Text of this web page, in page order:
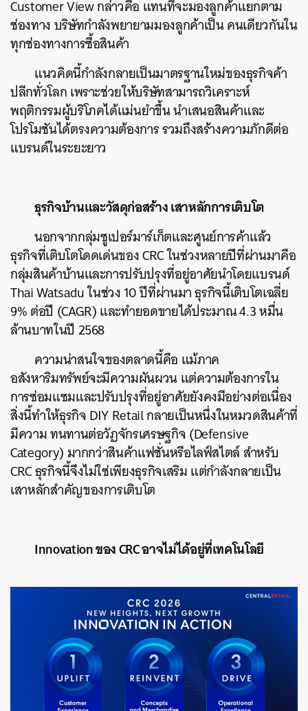
Customer View กล่าวคือ แทนที่จะมองลูกค้าแยกตาม
ช่องทาง บริษัทกำลังพยายามมองลูกค้าเป็น คนเดียวกันใน
ทุกช่องทางการซื้อสินค้า
แนวคิดนี้กำลังกลายเป็นมาตรฐานใหม่ของธุรกิจค้า
ปลีกทั่วโลก เพราะช่วยให้บริษัทสามารถวิเคราะห์
พฤติกรรมผู้บริโภคได้แม่นยำขึ้น นำเสนอสินค้าและ
โปรโมชันได้ตรงความต้องการ รวมถึงสร้างความภักดีต่อ
แบรนด์ในระยะยาว
ธุรกิจบ้านและวัสดุก่อสร้าง เสาหลักการเติบโต
นอกจากกลุ่มซูเปอร์มาร์เก็ตและศูนย์การค้าแล้ว
ธุรกิจที่เติบโตโดดเด่นของ CRC ในช่วงหลายปีที่ผ่านมาคือ
กลุ่มสินค้าบ้านและการปรับปรุงที่อยู่อาศัยนำโดยแบรนด์
Thai Watsadu ในช่วง 10 ปีที่ผ่านมา ธุรกิจนี้เติบโตเฉลี่ย
9% ต่อปี (CAGR) และทำยอดขายได้ประมาณ 4.3 หมื่น
ล้านบาทในปี 2568
ความน่าสนใจของตลาดนี้คือ แม้ภาค
อสังหาริมทรัพย์จะมีความผันผวน แต่ความต้องการใน
การซ่อมแซมและปรับปรุงที่อยู่อาศัยยังคงมีอย่างต่อเนื่อง
สิ่งนี้ทำให้ธุรกิจ DIY Retail กลายเป็นหนึ่งในหมวดสินค้าที่
มีความ ทนทานต่อวัฏจักรเศรษฐกิจ (Defensive
Category) มากกว่าสินค้าแฟชั่นหรือไลฟ์สไตล์ สำหรับ
CRC ธุรกิจนี้จึงไม่ใช่เพียงธุรกิจเสริม แต่กำลังกลายเป็น
เสาหลักสำคัญของการเติบโต
Innovation ของ CRC อาจไม่ได้อยู่ที่เทคโนโลยี
SHARE TWEET LINE EMAIL